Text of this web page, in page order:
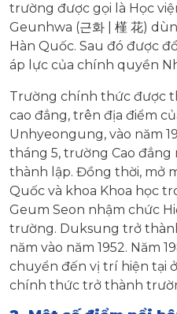
trường được gọi là Học
Geunhwa (근화 | 槿 花)
Hàn Quốc. Sau đó được
áp lực của chính quyền
Trường chính thức được
cao đẳng, trên địa điểm
Unhyeongung, vào năm
tháng 5, trường Cao đẳng
thành lập. Đồng thời, mở
Quốc và khoa Khoa học
Geum Seon nhậm chức
trường. Duksung trở
năm vào năm 1952. Năm
chuyển đến vị trí hiện tại
chính thức trở thành